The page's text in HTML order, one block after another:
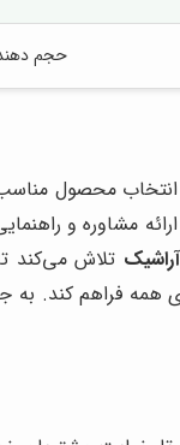
حجم
در انتخاب محصول
مشاوره و
آراشیک تلاش می‌کند
همه فراهم کند. به